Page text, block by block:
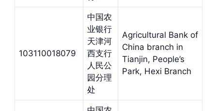
103110018079
中国农
业银行
天津河
西支行
人民公
园分理
处
Agricultural Bank of
China branch in
Tianjin, People’s
Park, Hexi Branch